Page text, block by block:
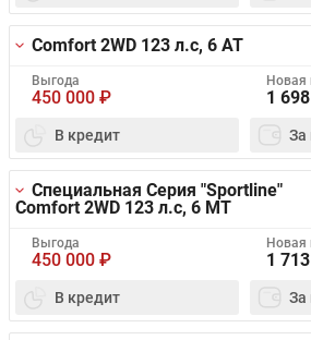
Comfort 2WD 123 л.с, 6 AT
Выгода
450 000 ₽
Новая
1
В кредит За
Специальная Серия "Sportline"
Comfort 2WD 123 л.с, 6 MT
Выгода
450 000 ₽
Новая
1
В кредит За